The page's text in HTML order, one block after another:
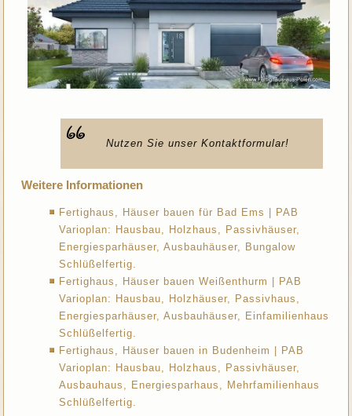
Nutzen Sie unser Kontaktformular!
Weitere Informationen
Fertighaus, Häuser bauen für Bad Ems | PAB
Varioplan: Hausbau, Holzhaus, Passivhäuser,
Energiesparhäuser, Ausbauhäuser, Bungalow
Schlüßelfertig.
Fertighaus, Häuser bauen Weißenthurm | PAB
Varioplan: Hausbau, Holzhäuser, Passivhaus,
Energiesparhäuser, Ausbauhäuser, Einfamilienhaus
Schlüßelfertig.
Fertighaus, Häuser bauen in Budenheim | PAB
Varioplan: Hausbau, Holzhaus, Passivhäuser,
Ausbauhaus, Energiesparhaus, Mehrfamilienhaus
Schlüßelfertig.